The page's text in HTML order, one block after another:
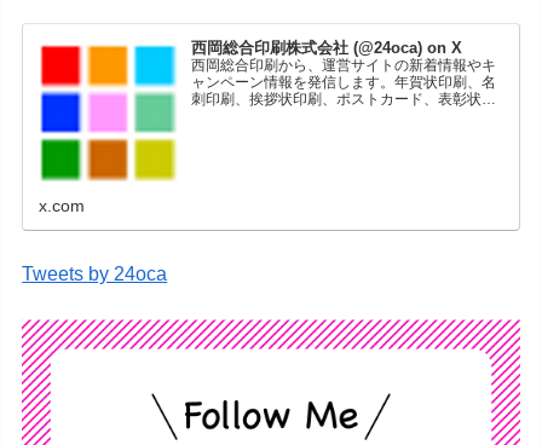
西岡総合印刷株式会社 (@24oca) on X
西岡総合印刷から、運営サイトの新着情報やキ
ャンペーン情報を発信します。年賀状印刷、名
刺印刷、挨拶状印刷、ポストカード、表彰状印
x.com
Tweets by 24oca